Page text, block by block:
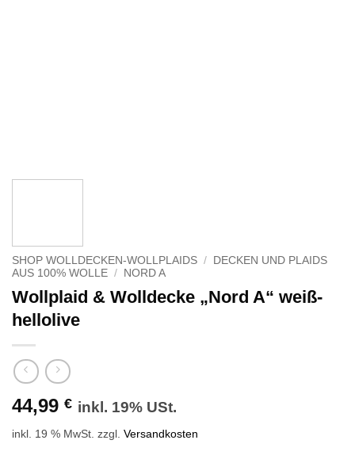
SHOP WOLLDECKEN-WOLLPLAIDS /
DECKEN UND PLAIDS
AUS 100% WOLLE / NORD A
Wollplaid & Wolldecke „Nord A“ weiß-
hellolive
44,99 € inkl. 19% USt.
inkl. 19 % MwSt. zzgl. Versandkosten